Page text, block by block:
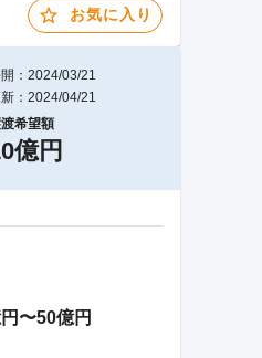
お気に入り
：2024/03/21
：2024/04/21
希望額
億円
〜50億円